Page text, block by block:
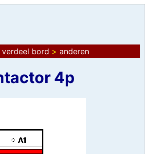
verdeel bord > anderen
4p